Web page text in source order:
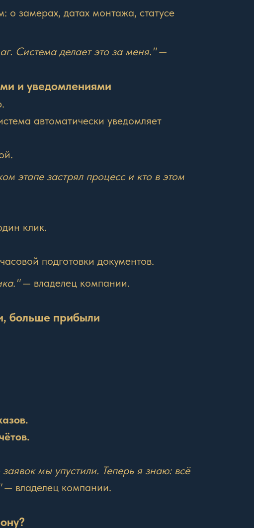
о замерах, датах монтажа, статусе
Система делает это за меня."—
и уведомлениями
автоматически уведомляет
этапе застрял процесс и кто в этом
клик.
подготовки документов.
— владелец компании.
больше прибыли
мы упустили. Теперь я знаю: всё
— владелец компании.